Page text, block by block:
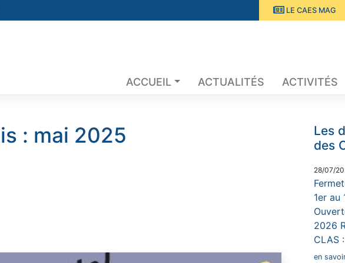
LE CAES MAG
ACCUEIL ACTUALITÉS ACTIVITÉS
: mai 2025
Les
des
28/07/
1er
2026
CLAS
en